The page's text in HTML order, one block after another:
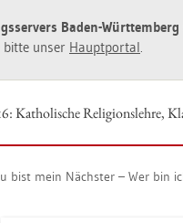
Baden-
bitte unser Haupt­por­tal.
Ka­tho­li­sche Re­li­gi­ons­leh­re,
bist mein Nächs­ter – Wer bin